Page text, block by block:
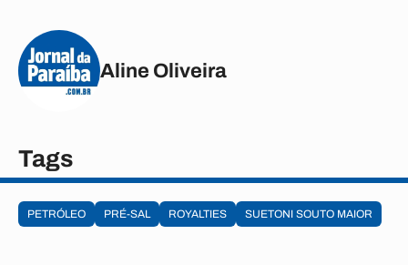
Aline Oliveira
Tags
PETRÓLEO PRÉ-SAL ROYALTIES SUETONI SOUTO MAIOR